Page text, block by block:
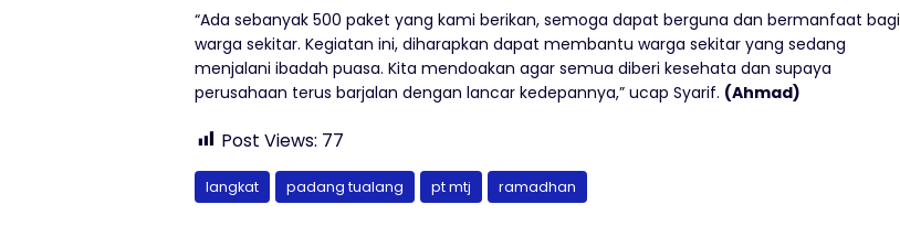
“Ada sebanyak 500 paket yang kami berikan, semoga dapat berguna dan bermanfaat bagi
warga sekitar. Kegiatan ini, diharapkan dapat membantu warga sekitar yang sedang
menjalani ibadah puasa. Kita mendoakan agar semua diberi kesehata dan supaya
perusahaan terus barjalan dengan lancar kedepannya,” ucap Syarif. (Ahmad)
Post Views: 77
langkat padang tualang pt mtj ramadhan